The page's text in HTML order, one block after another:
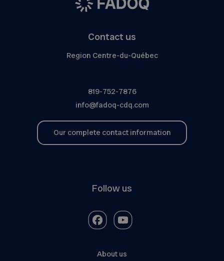
Contact us
Region Centre-du-Québec
819-752-7876
info@fadoq-cdq.com
Our complete contact information
Follow us
About us